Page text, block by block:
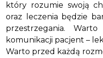
który rozumie swoją
oraz leczenia będzie
przestrzegania.
komunikacji pacjent –
Warto przed każdą